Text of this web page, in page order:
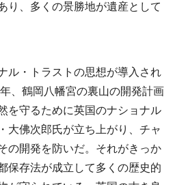
り、多くの景勝地が遺産として
ル・トラストの思想が導入され
、鶴岡八幡宮の裏山の開発計画
を守るために英国のナショナル
大佛次郎氏が立ち上がり、チャ
の開発を防いだ。それがきっか
保存法が成立して多くの歴史的